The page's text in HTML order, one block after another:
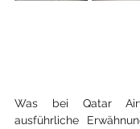
Was bei Qatar
ausführliche